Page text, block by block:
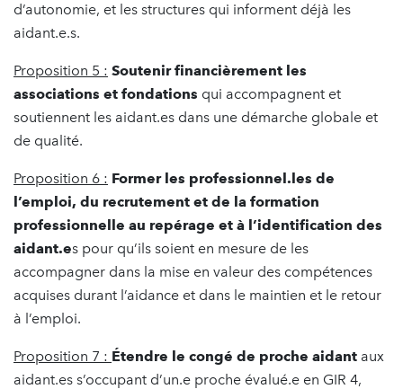
d’autonomie, et les structures qui informent déjà les
aidant.e.s.
Proposition 5 : Soutenir financièrement les
associations et fondations qui accompagnent et
soutiennent les aidant.es dans une démarche globale et
de qualité.
Proposition 6 : Former les professionnel.les de
l’emploi, du recrutement et de la formation
professionnelle au repérage et à l’identification des
aidant.es pour qu’ils soient en mesure de les
accompagner dans la mise en valeur des compétences
acquises durant l’aidance et dans le maintien et le retour
à l’emploi.
Proposition 7 : Étendre le congé de proche aidant aux
aidant.es s’occupant d’un.e proche évalué.e en GIR 4,